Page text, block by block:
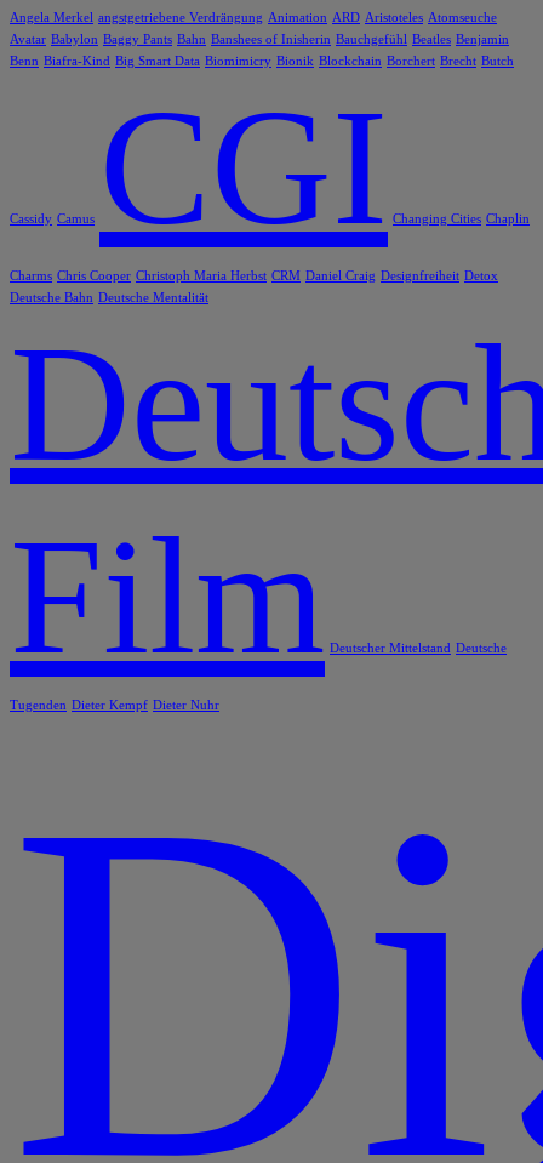
Angela Merkel angstgetriebene Verdrängung Animation ARD Aristoteles Atomseuche
Avatar Babylon Baggy Pants Bahn Banshees of Inisherin Bauchgefühl Beatles Benjamin
Benn Biafra-Kind Big Smart Data Biomimicry Bionik Blockchain Borchert Brecht Butch
Cassidy Camus CGI Changing Cities Chaplin
Charms Chris Cooper Christoph Maria Herbst CRM Daniel Craig Designfreiheit Detox
Deutsche Bahn Deutsche Mentalität
Film Deutscher Mittelstand Deutsche
Tugenden Dieter Kempf Dieter Nuhr